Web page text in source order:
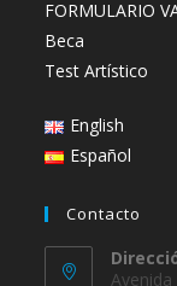
FORMULARIO
Beca
Test Artístico
English
Español
Contacto